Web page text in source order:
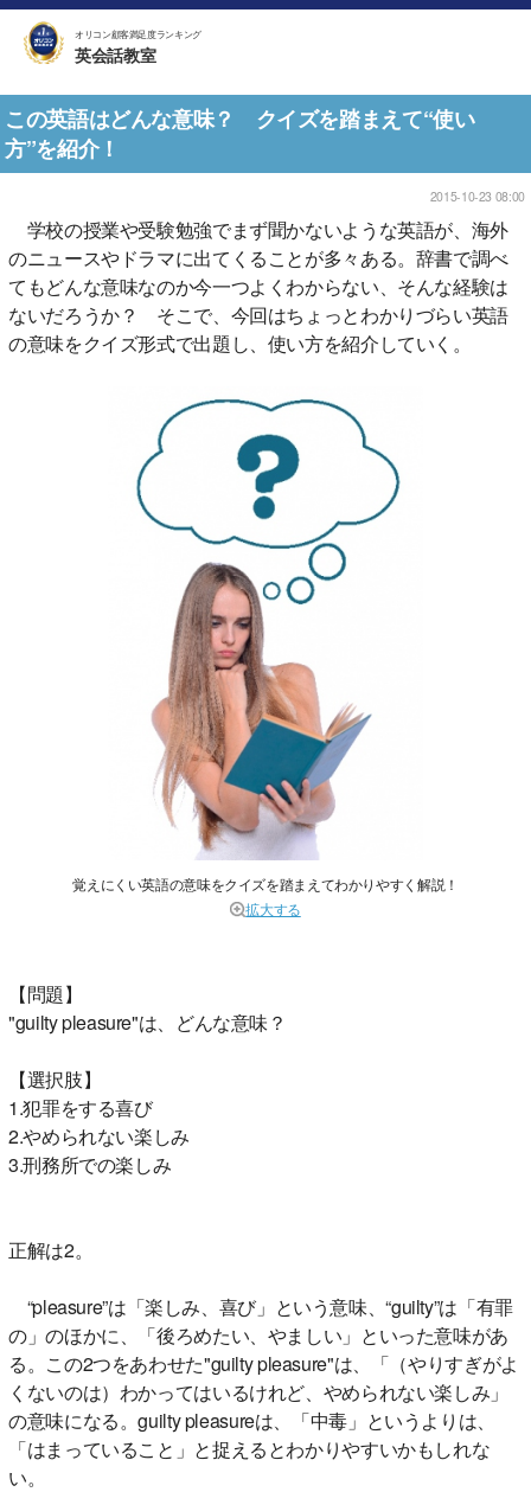
オリコン顧客満足度ランキング
英会話教室
この英語はどんな意味？ クイズを踏まえて“使い
方”を紹介！
2015-10-23 08:00
学校の授業や受験勉強でまず聞かないような英語が、海外
のニュースやドラマに出てくることが多々ある。辞書で調べ
てもどんな意味なのか今一つよくわからない、そんな経験は
ないだろうか？ そこで、今回はちょっとわかりづらい英語
の意味をクイズ形式で出題し、使い方を紹介していく。
覚えにくい英語の意味をクイズを踏まえてわかりやすく解説！
拡大する
【問題】
"guilty pleasure"は、どんな意味？
【選択肢】
1.犯罪をする喜び
2.やめられない楽しみ
3.刑務所での楽しみ
正解は2。
“pleasure”は「楽しみ、喜び」という意味、“guilty”は「有罪
の」のほかに、「後ろめたい、やましい」といった意味があ
る。この2つをあわせた"guilty pleasure"は、「（やりすぎがよ
くないのは）わかってはいるけれど、やめられない楽しみ」
の意味になる。guilty pleasureは、「中毒」というよりは、
「はまっていること」と捉えるとわかりやすいかもしれな
い。